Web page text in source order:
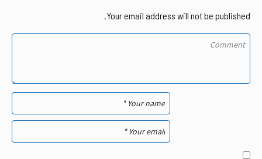
Your email address will not be published.